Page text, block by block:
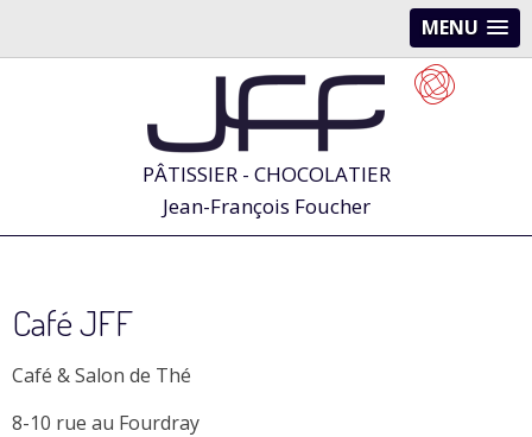
MENU
PÂTISSIER - CHOCOLATIER
Jean-François Foucher
Café JFF
Café & Salon de Thé
8-10 rue au Fourdray